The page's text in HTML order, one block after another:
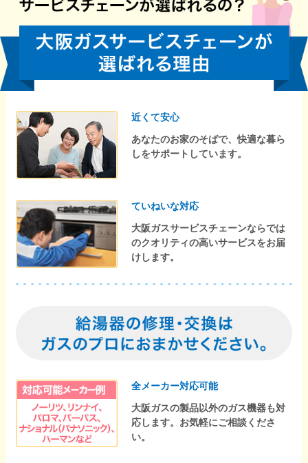
近くて安心
あなたのお家のそばで、快適な暮ら
しをサポートしています。
ていねいな対応
大阪ガスサービスチェーンならでは
のクオリティの高いサービスをお届
けします。
全メーカー対応可能
大阪ガスの製品以外のガス機器も対
応します。お気軽にご相談くださ
い。